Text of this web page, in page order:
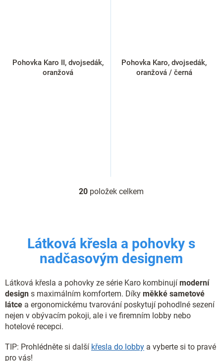
Pohovka Karo II, dvojsedák,
oranžová
Pohovka Karo, dvojsedák,
oranžová / černá
O
a
í
r
v
k
y
v
i
20položek celkem
Látková křesla a pohovky s
nadčasovým designem
Látková křesla a pohovky ze série Karo kombinují moderní
design s maximálním komfortem. Díky měkké sametové
látce a ergonomickému tvarování poskytují pohodlné sezení
nejen v obývacím pokoji, ale i ve firemním lobby nebo
hotelové recepci.
TIP: Prohlédněte si další křesla do lobby a vyberte si to pravé
pro vás!